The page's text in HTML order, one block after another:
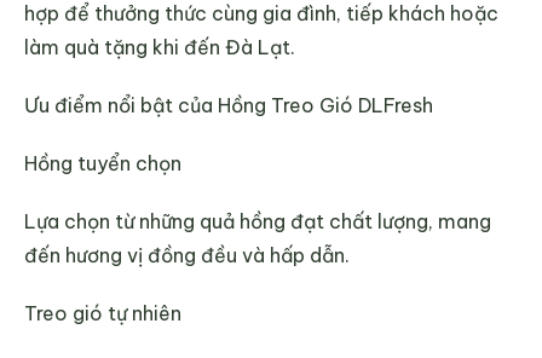
hợp để thưởng thức cùng gia đình, tiếp khách hoặc
làm quà tặng khi đến Đà Lạt.
Ưu điểm nổi bật của Hồng Treo Gió DLFresh
Hồng tuyển chọn
Lựa chọn từ những quả hồng đạt chất lượng, mang
đến hương vị đồng đều và hấp dẫn.
Treo gió tự nhiên